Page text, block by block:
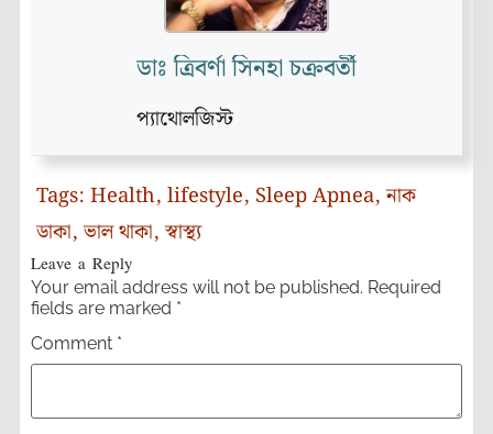
ডাঃ ত্রিবর্ণা সিনহা চক্রবর্তী
প্যাথোলজিস্ট
Tags: Health, lifestyle, Sleep Apnea,নাক
ডাকা,ভাল থাকা,স্বাস্থ্য
Leave a Reply
Your email address will not be published. Required
fields are marked *
Comment *